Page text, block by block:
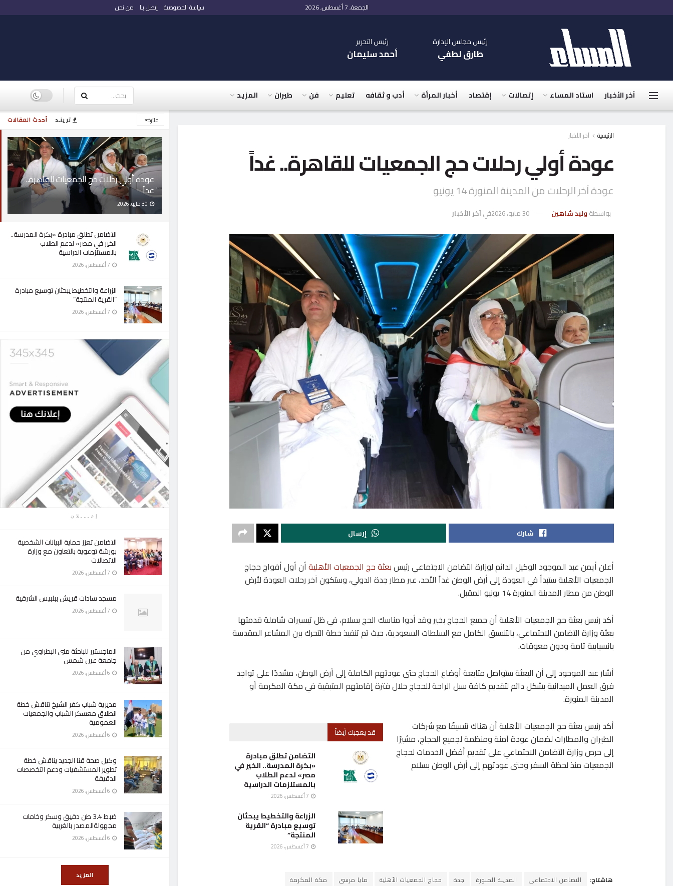
أحدث المقالات ترينـد فلترة
عودة أولي رحلات حج الجمعيات للقاهرة..
غداً
التضامن تطلق مبادرة «بكرة المدرسة..
الخير في مصر» لدعم الطلاب
بالمستلزمات الدراسية
الزراعة والتخطيط يبحثان توسيع مبادرة
“القرية المنتجة”
إعـــلان
التضامن تعزز حماية البيانات الشخصية
بورشة توعوية بالتعاون مع وزارة
الاتصالات
مسجد سادات قريش ببلبيس الشرقية
الماجستير للباحثة منى البطراوي من
جامعة عين شمس
مديرية شباب كفر الشيخ تناقش خطة
انطلاق معسكر الشباب والجمعيات
العمومية
وكيل صحة قنا الجديد يناقش خطة
تطوير المستشفيات ودعم التخصصات
الدقيقة
ضبط 3.4 طن دقيق وسكر وخامات
مجهولةالمصدر بالغربية
المزيد
الجمعة, 7 أغسطس, 2026 سياسة الخصوصية إتصل بنا من نحن
رئيس مجلس الإدارة
طارق لطفي
رئيس التحرير
أحمد سليمان
آخر الأخبار استاد المساء إتصالات إقتصاد أخبار المرأة أدب و ثقافه تعليم فن طيران المزيد
الرئيسية آخر الأخبار
عودة أولي رحلات حج الجمعيات للقاهرة.. غداً
عودة آخر الرحلات من المدينة المنورة 14 يونيو
بواسطة وليد شاهين 30 مايو، 2026 فيآخر الأخبار
شارك إرسال
أعلن أيمن عبد الموجود الوكيل الدائم لوزارة التضامن الاجتماعي رئيسبعثة حج الجمعيات الأهليةأن أول أفواج حجاج
الجمعيات الأهلية ستبدأ في العودة إلى أرض الوطن غداً الأحد، عبر مطار جدة الدولي، وستكون آخر رحلات العودة لأرض
الوطن من مطار المدينة المنورة 14 يونيو المقبل.
أكد رئيس بعثة حج الجمعيات الأهلية أن جميع الحجاج بخير وقد أدوا مناسك الحج بسلام، في ظل تيسيرات شاملة قدمتها
بعثة وزارة التضامن الاجتماعي، بالتنسيق الكامل مع السلطات السعودية، حيث تم تنفيذ خطة التحرك بين المشاعر المقدسة
بانسيابية تامة ودون معوقات.
أشار عبد الموجود إلى أن البعثة ستواصل متابعة أوضاع الحجاج حتى عودتهم الكاملة إلى أرض الوطن، مشددًا على تواجد
فرق العمل الميدانية بشكل دائم لتقديم كافة سبل الراحة للحجاج خلال فترة إقامتهم المتبقية في مكة المكرمة أو
المدينة المنورة.
قد يعجبك أيضاً
التضامن تطلق مبادرة
«بكرة المدرسة.. الخير في
مصر» لدعم الطلاب
بالمستلزمات الدراسية
الزراعة والتخطيط يبحثان
توسيع مبادرة “القرية
المنتجة”
أكد رئيس بعثة حج الجمعيات الأهلية أن هناك تنسيقًا مع شركات
الطيران والمطارات لضمان عودة آمنة ومنظمة لجميع الحجاج، مشيرًا
إلى حرص وزارة التضامن الاجتماعي على تقديم أفضل الخدمات لحجاج
الجمعيات منذ لحظة السفر وحتى عودتهم إلى أرض الوطن بسلام
هاشتاج: التضامن الاجتماعى المدينة المنورة جدة حجاج الجمعيات الأهلية مايا مرسى مكة المكرمة